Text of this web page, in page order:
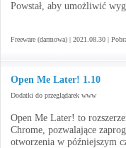
Powstał, aby umożliwić
Freeware (darmowa) | 2021.08.30 |
Open Me Later! 1.10
Dodatki do przeglądarek www
Open Me Later! to
Chrome, pozwalające
otworzenia w późniejszym